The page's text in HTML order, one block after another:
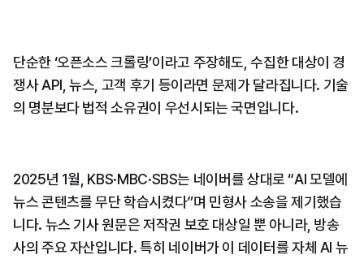
단순한 ‘오픈소스 크롤링’이라고 주장해도, 수집한 대상이 경
쟁사 API, 뉴스, 고객 후기 등이라면 문제가 달라집니다. 기술
의 명분보다 법적 소유권이 우선시되는 국면입니다.
2025년 1월, KBS·MBC·SBS는 네이버를 상대로 “AI 모델에
뉴스 콘텐츠를 무단 학습시켰다”며 민형사 소송을 제기했습
니다. 뉴스 기사 원문은 저작권 보호 대상일 뿐 아니라, 방송
사의 주요 자산입니다. 특히 네이버가 이 데이터를 자체 AI 뉴